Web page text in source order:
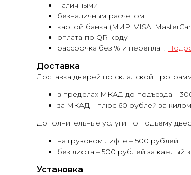
наличными
безналичным расчетом
картой банка (МИР, VISA,
оплата по QR коду
рассрочка без % и переплат.
Доставка
Доставка дверей по складской
в пределах МКАД до подъезда –
за МКАД – плюс 60 рублей за
Дополнительные услуги по подъёму
на грузовом лифте – 500 рублей;
без лифта – 500 рублей за каждый
Установка